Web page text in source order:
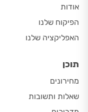
אודות
הפיקוח שלנו
האפליקציה שלנו
תוכן
מחירונים
שאלות ותשובות